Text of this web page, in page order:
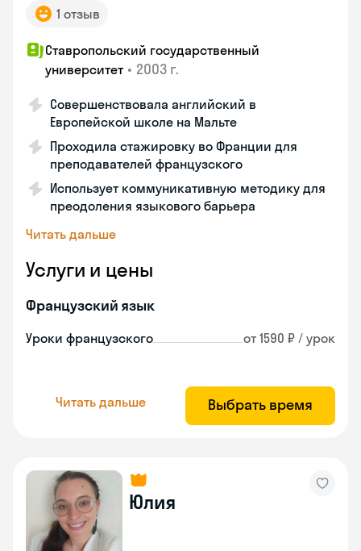
1 отзыв
Ставропольский государственный
университет • 2003 г.
Совершенствовала английский в
Европейской школе на Мальте
Проходила стажировку во Франции для
преподавателей французского
Использует коммуникативную методику для
преодоления языкового барьера
Читать дальше
Услуги и цены
Французский язык
Уроки французского от 1590 ₽ / урок
Читать дальше Выбрать время
Юлия